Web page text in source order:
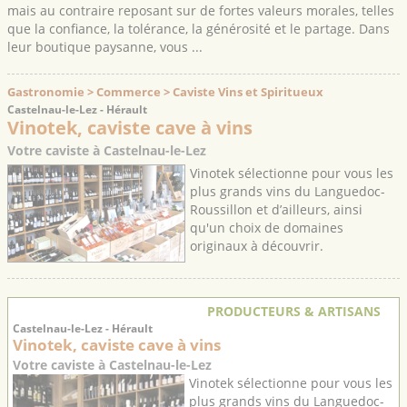
mais au contraire reposant sur de fortes valeurs morales, telles
que la confiance, la tolérance, la générosité et le partage. Dans
leur boutique paysanne, vous ...
Gastronomie > Commerce > Caviste Vins et Spiritueux
Castelnau-le-Lez - Hérault
Vinotek, caviste cave à vins
Votre caviste à Castelnau-le-Lez
Vinotek sélectionne pour vous les
plus grands vins du Languedoc-
Roussillon et d’ailleurs, ainsi
qu'un choix de domaines
originaux à découvrir.
PRODUCTEURS & ARTISANS
Castelnau-le-Lez - Hérault
Vinotek, caviste cave à vins
Votre caviste à Castelnau-le-Lez
Vinotek sélectionne pour vous les
plus grands vins du Languedoc-